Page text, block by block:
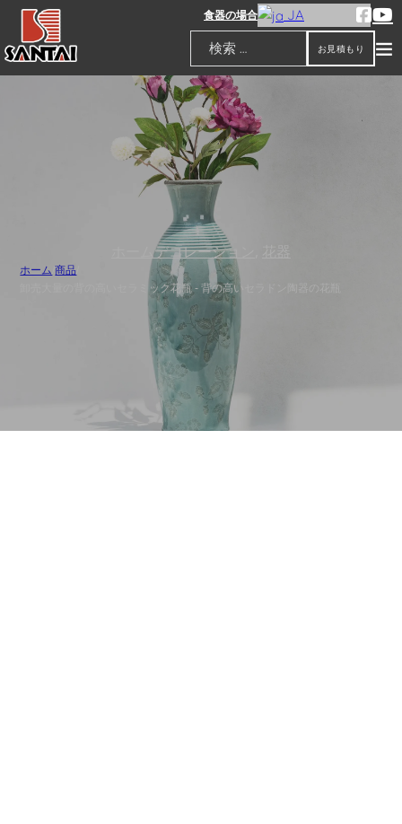
食器の場合 JA
検索
お見積もり
ホームデコレーション
ホーム /商品
卸売大量の背の高いセラミック花瓶 - 背の高いセラドン陶器の花瓶